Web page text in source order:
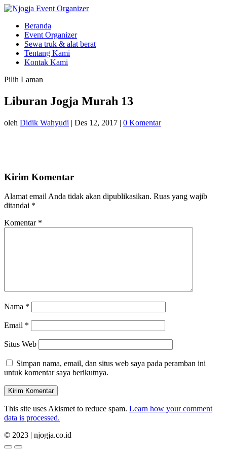
Beranda
Event Organizer
Sewa truk & alat berat
Tentang Kami
Kontak Kami
Pilih Laman
Liburan Jogja Murah 13
oleh Didik Wahyudi | Des 12, 2017 | 0 Komentar
Kirim Komentar
Alamat email Anda tidak akan dipublikasikan. Ruas yang wajib
ditandai *
Komentar *
Nama *
Email *
Situs Web
Simpan nama, email, dan situs web saya pada peramban ini
untuk komentar saya berikutnya.
This site uses Akismet to reduce spam. Learn how your comment
data is processed.
© 2023 | njogja.co.id